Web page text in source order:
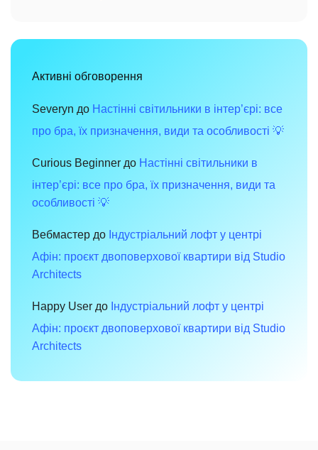
тек:
і
вашого
інтер’єру
Активні обговорення
Severyn до Настінні світильники в інтер’єрі: все
про бра, їх призначення, види та особливості 💡
Curious Beginner до Настінні світильники в
інтер’єрі: все про бра, їх призначення, види та
особливості 💡
Вебмастер до Індустріальний лофт у центрі
Афін: проєкт двоповерхової квартири від Studio
Architects
Happy User до Індустріальний лофт у центрі
Афін: проєкт двоповерхової квартири від Studio
Architects